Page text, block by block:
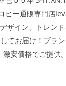
ピー通販専門店
ザイン、トレン
てお届け！ブラ
安価格でご提供。